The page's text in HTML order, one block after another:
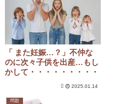
「 また妊娠…？」不仲な
のに次々子供を出産…もし
かして・・・・・・・・・
2025.01.14
問題